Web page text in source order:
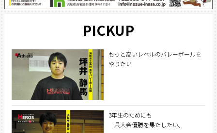
PICKUP
もっと高いレベルのバレーボールを
やりたい
3年生のためにも
県大会優勝を果たしたい。